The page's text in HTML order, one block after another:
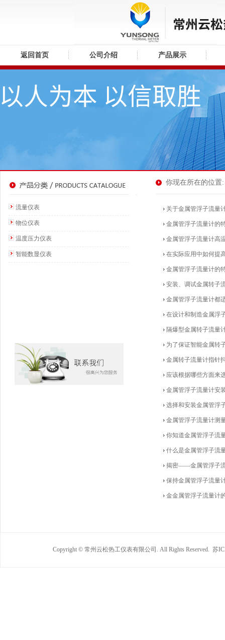
返回首页 公司介绍 产品展示
流量仪表
物位仪表
温度压力仪表
智能数显仪表
你现在所在的位置
关于金属管浮子流量
金属管浮子流量计的
金属管浮子流量计高
在实际应用中如何提
金属管浮子流量计的
安装、调试金属转子
金属管浮子流量计都
在设计和制造金属浮
隔爆型金属转子流量
为了保证智能金属转
金属转子流量计指针
应该根据哪些方面来
金属管浮子流量计安
选择和安装金属管浮
金属管浮子流量计测
你知道金属管浮子流
什么是金属管浮子流
揭密——金属管浮子
保持金属管浮子流量
金金属管浮子流量计
Copyright © 常州云松热工仪表有限公司. All Rights Reserved. 苏